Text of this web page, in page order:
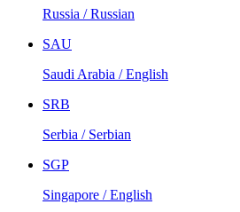
Russia / Russian
SAU
Saudi Arabia / English
SRB
Serbia / Serbian
SGP
Singapore / English